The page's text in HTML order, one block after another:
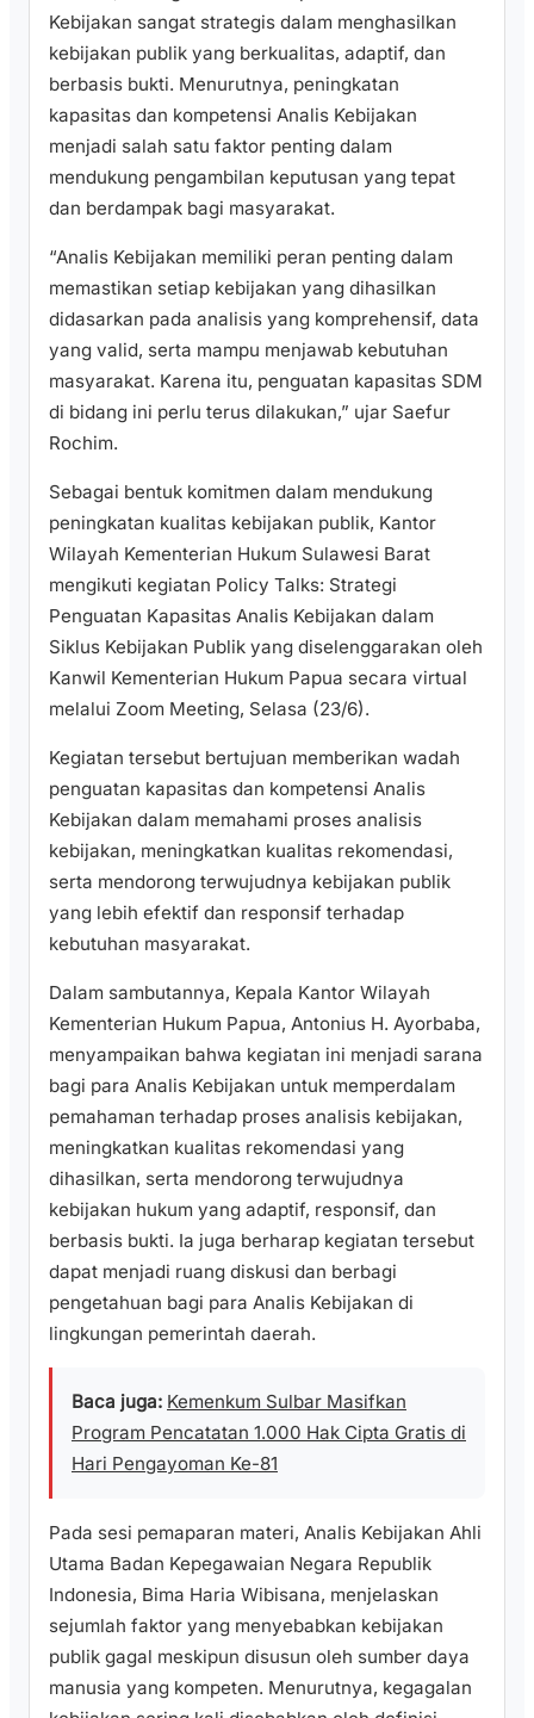
Kebijakan sangat strategis dalam menghasilkan
kebijakan publik yang berkualitas, adaptif, dan
berbasis bukti. Menurutnya, peningkatan
kapasitas dan kompetensi Analis Kebijakan
menjadi salah satu faktor penting dalam
mendukung pengambilan keputusan yang tepat
dan berdampak bagi masyarakat.
“Analis Kebijakan memiliki peran penting dalam
memastikan setiap kebijakan yang dihasilkan
didasarkan pada analisis yang komprehensif, data
yang valid, serta mampu menjawab kebutuhan
masyarakat. Karena itu, penguatan kapasitas SDM
di bidang ini perlu terus dilakukan,” ujar Saefur
Rochim.
Sebagai bentuk komitmen dalam mendukung
peningkatan kualitas kebijakan publik, Kantor
Wilayah Kementerian Hukum Sulawesi Barat
mengikuti kegiatan Policy Talks: Strategi
Penguatan Kapasitas Analis Kebijakan dalam
Siklus Kebijakan Publik yang diselenggarakan oleh
Kanwil Kementerian Hukum Papua secara virtual
melalui Zoom Meeting, Selasa (23/6).
Kegiatan tersebut bertujuan memberikan wadah
penguatan kapasitas dan kompetensi Analis
Kebijakan dalam memahami proses analisis
kebijakan, meningkatkan kualitas rekomendasi,
serta mendorong terwujudnya kebijakan publik
yang lebih efektif dan responsif terhadap
kebutuhan masyarakat.
Dalam sambutannya, Kepala Kantor Wilayah
Kementerian Hukum Papua, Antonius H. Ayorbaba,
menyampaikan bahwa kegiatan ini menjadi sarana
bagi para Analis Kebijakan untuk memperdalam
pemahaman terhadap proses analisis kebijakan,
meningkatkan kualitas rekomendasi yang
dihasilkan, serta mendorong terwujudnya
kebijakan hukum yang adaptif, responsif, dan
berbasis bukti. Ia juga berharap kegiatan tersebut
dapat menjadi ruang diskusi dan berbagi
pengetahuan bagi para Analis Kebijakan di
lingkungan pemerintah daerah.
Baca juga: Kemenkum Sulbar Masifkan
Program Pencatatan 1.000 Hak Cipta Gratis di
Hari Pengayoman Ke-81
Pada sesi pemaparan materi, Analis Kebijakan Ahli
Utama Badan Kepegawaian Negara Republik
Indonesia, Bima Haria Wibisana, menjelaskan
sejumlah faktor yang menyebabkan kebijakan
publik gagal meskipun disusun oleh sumber daya
manusia yang kompeten. Menurutnya, kegagalan